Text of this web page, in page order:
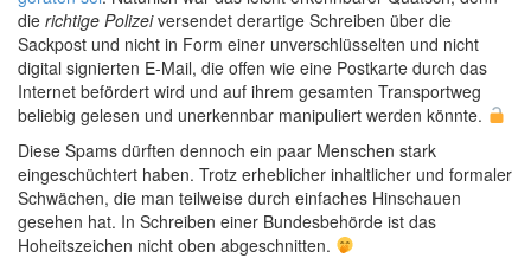
die richtige Polizeiversendet derartige Schreiben über die
Sackpost und nicht in Form einer unverschlüsselten und nicht
digital signierten E-Mail, die offen wie eine Postkarte durch das
Internet befördert wird und auf ihrem gesamten Transportweg
beliebig gelesen und unerkennbar manipuliert werden könnte.
Diese Spams dürften dennoch ein paar Menschen stark
eingeschüchtert haben. Trotz erheblicher inhaltlicher und formaler
Schwächen, die man teilweise durch einfaches Hinschauen
gesehen hat. In Schreiben einer Bundesbehörde ist das
Hoheitszeichen nicht oben abgeschnitten.